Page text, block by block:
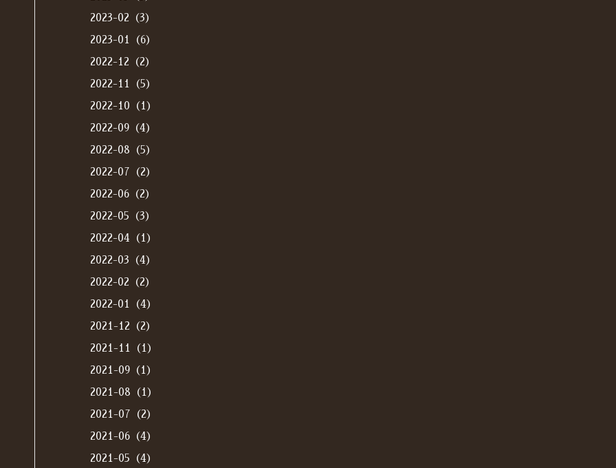
2023-02（3）
2023-01（6）
2022-12（2）
2022-11（5）
2022-10（1）
2022-09（4）
2022-08（5）
2022-07（2）
2022-06（2）
2022-05（3）
2022-04（1）
2022-03（4）
2022-02（2）
2022-01（4）
2021-12（2）
2021-11（1）
2021-09（1）
2021-08（1）
2021-07（2）
2021-06（4）
2021-05（4）